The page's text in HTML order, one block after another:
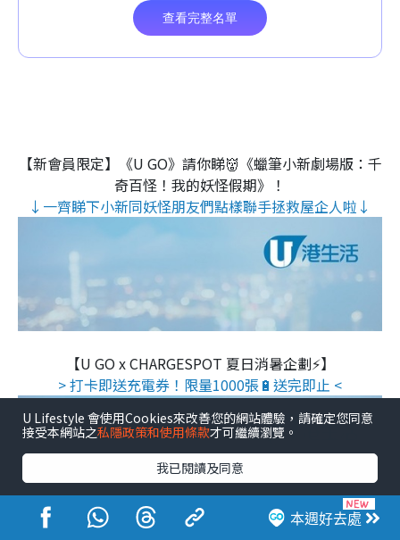
【新會員限定】《U GO》請你睇👹《蠟筆小新劇場版：千
奇百怪！我的妖怪假期》！
↓一齊睇下小新同妖怪朋友們點樣聯手拯救屋企人啦↓
【U GO x CHARGESPOT 夏日消暑企劃⚡】
> 打卡即送充電券！限量1000張🔋送完即止 <
本週好去處
U Lifestyle 會使用Cookies來改善您的網站體驗，請確定您同意
接受本網站之私隱政策和使用條款才可繼續瀏覽。
我已閱讀及同意